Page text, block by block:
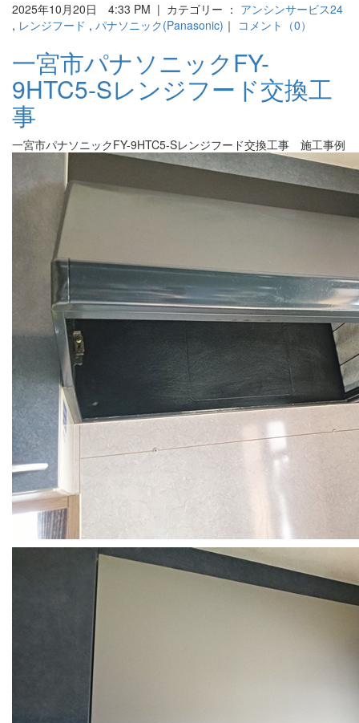
2025年10月20日 4:33 PM | カテゴリー ： アンシンサービス24
, レンジフード , パナソニック(Panasonic) ｜ コメント（0）
一宮市パナソニックFY-
9HTC5-Sレンジフード交換工
事
一宮市パナソニックFY-9HTC5-Sレンジフード交換工事 施工事例